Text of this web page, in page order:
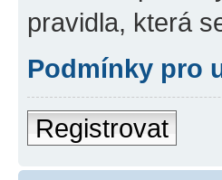
pravidla, která
Podmínky pro
Registrovat